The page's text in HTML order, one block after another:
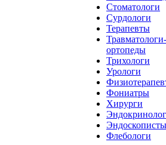
Стоматологи
Сурдологи
Терапевты
Травматологи-
ортопеды
Трихологи
Урологи
Фониатры
Хирурги
Эндоскописты
Флебологи